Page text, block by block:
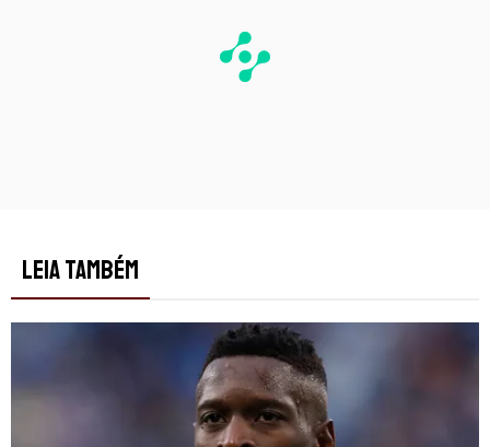
LEIA TAMBÉM